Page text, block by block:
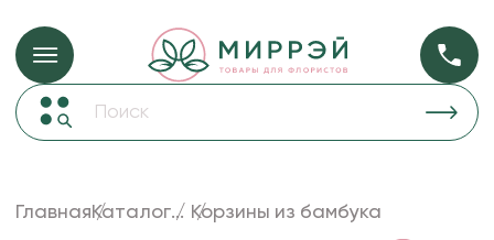
Упаковка для цветов и подарков Упаковка для
ГлавнаяКаталог... Корзины из бамбука